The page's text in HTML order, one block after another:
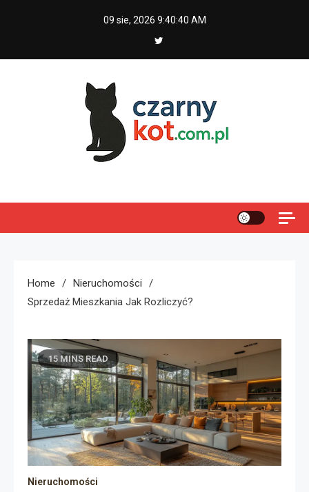
09 sie, 2026 9:40:41 AM
Home
Nieruchomości
Sprzedaż Mieszkania Jak Rozliczyć?
15 MINS READ
Nieruchomości